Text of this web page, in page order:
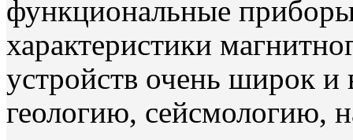
функциональные
характеристики
устройств очень широк и
геологию, сейсмологию,